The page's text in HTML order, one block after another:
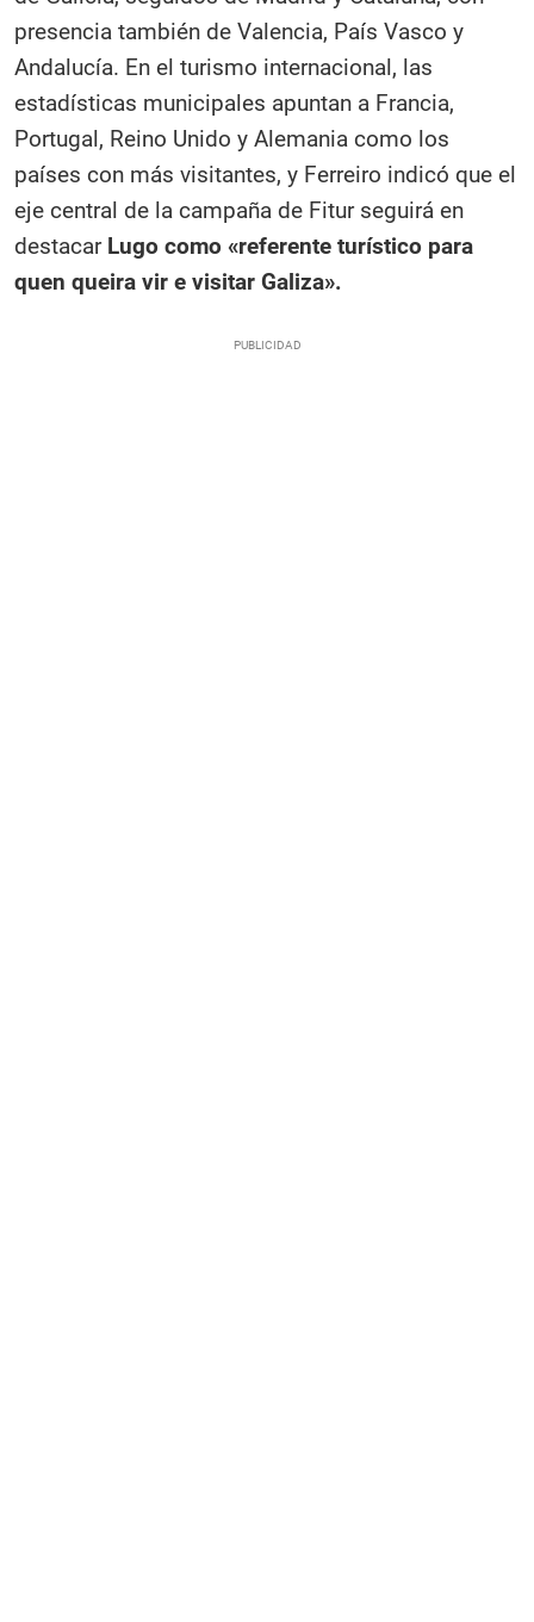
presencia también de Valencia, País Vasco y
Andalucía. En el turismo internacional, las
estadísticas municipales apuntan a Francia,
Portugal, Reino Unido y Alemania como los
países con más visitantes, y Ferreiro indicó que el
eje central de la campaña de Fitur seguirá en
destacar Lugo como «referente turístico para
quen queira vir e visitar Galiza».